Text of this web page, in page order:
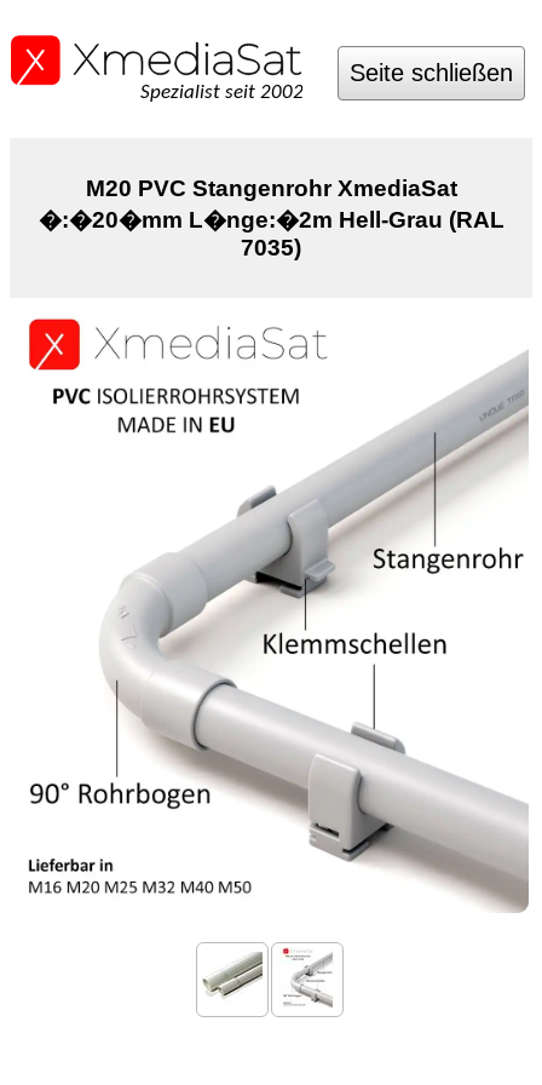
Spezialist seit 2002
Seite schließen
M20 PVC Stangenrohr XmediaSat
�:�20�mm L�nge:�2m Hell-Grau (RAL
7035)